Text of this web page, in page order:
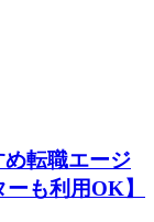
転職エージ
も利用OK】